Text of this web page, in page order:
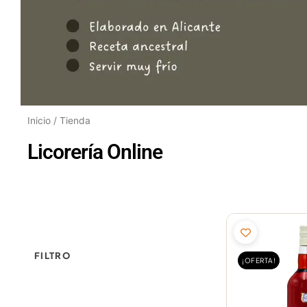
Inicio / Tienda
Licorería Online
FILTRO ¡OFERTA!